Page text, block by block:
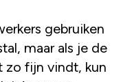
gebruiken
maar als je de
zo fijn vindt, kun